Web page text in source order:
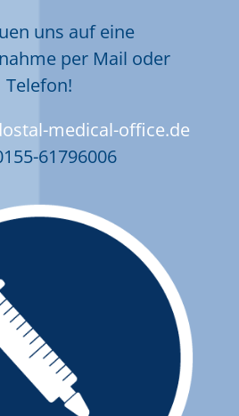
uns auf eine
per Mail oder
Telefon!
medical-office.de
61796006